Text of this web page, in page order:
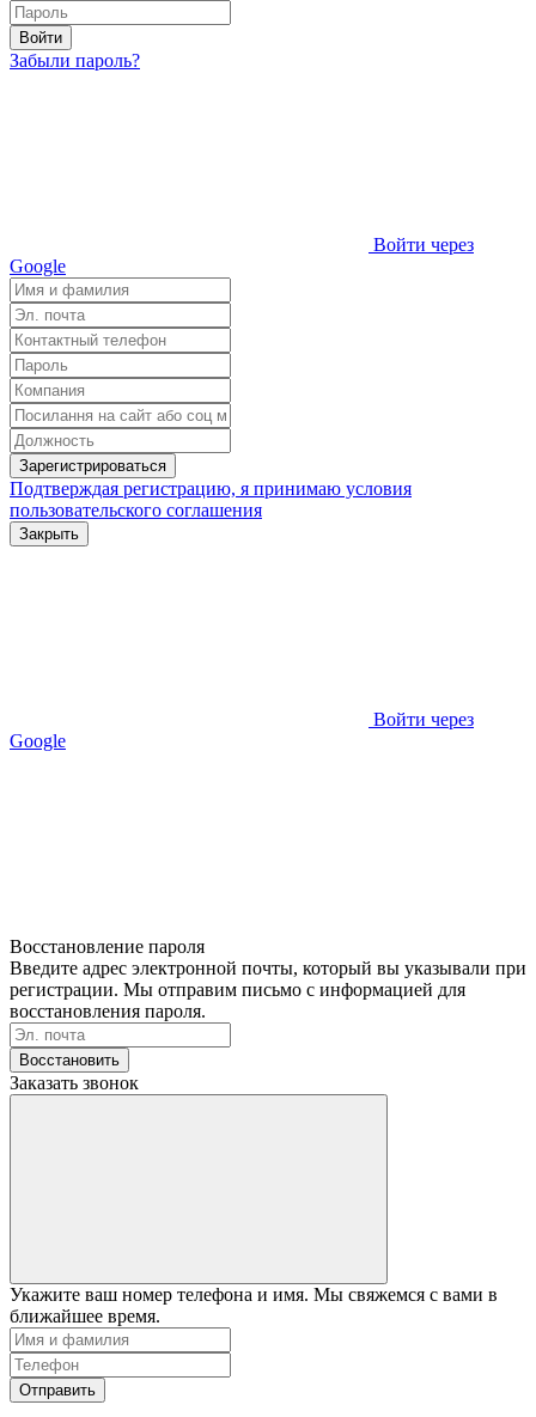
Войти
Забыли пароль?
Войти через
Google
Зарегистрироваться
Подтверждая регистрацию, я принимаю условия
пользовательского соглашения
Закрыть
Войти через
Google
Восстановление пароля
Введите адрес электронной почты, который вы указывали при
регистрации. Мы отправим письмо с информацией для
восстановления пароля.
Восстановить
Заказать звонок
Укажите ваш номер телефона и имя. Мы свяжемся с вами в
ближайшее время.
Отправить